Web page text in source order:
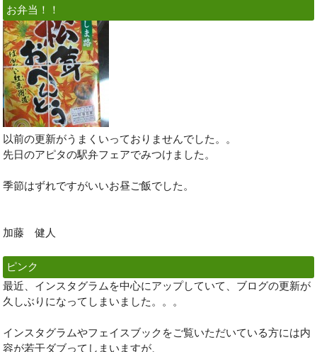
お弁当！！
以前の更新がうまくいっておりませんでした。。
先日のアピタの駅弁フェアでみつけました。
季節はずれですがいいお昼ご飯でした。
加藤 健人
ピンク
最近、インスタグラムを中心にアップしていて、ブログの更新が
久しぶりになってしまいました。。。
インスタグラムやフェイスブックをご覧いただいている方には内
容が若干ダブってしまいますが、